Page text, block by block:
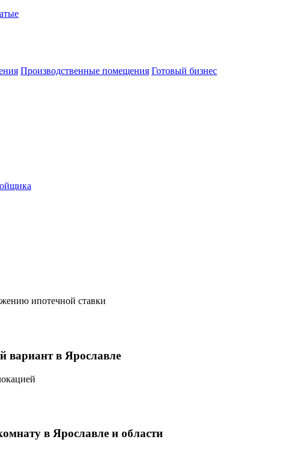
Производственные помещения Готовый бизнес
ипотечной ставки
вариант в Ярославле
в Ярославле и области